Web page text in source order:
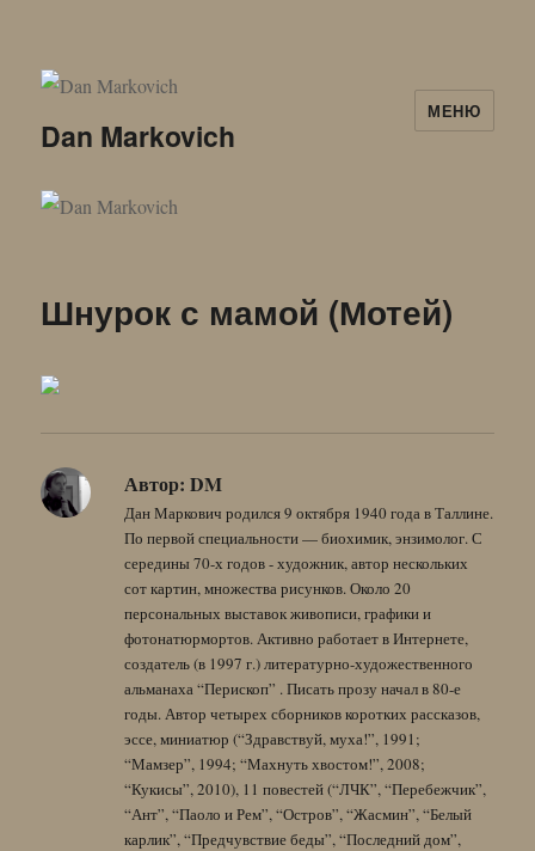
Dan Markovich
МЕНЮ
Шнурок с мамой (Мотей)
Автор: DM
Дан Маркович родился 9 октября 1940 года в Таллине.
По первой специальности — биохимик, энзимолог. С
середины 70-х годов - художник, автор нескольких
сот картин, множества рисунков. Около 20
персональных выставок живописи, графики и
фотонатюрмортов. Активно работает в Интернете,
создатель (в 1997 г.) литературно-художественного
альманаха “Перископ” . Писать прозу начал в 80-е
годы. Автор четырех сборников коротких рассказов,
эссе, миниатюр (“Здравствуй, муха!”, 1991;
“Мамзер”, 1994; “Махнуть хвостом!”, 2008;
“Кукисы”, 2010), 11 повестей (“ЛЧК”, “Перебежчик”,
“Ант”, “Паоло и Рем”, “Остров”, “Жасмин”, “Белый
карлик”, “Предчувствие беды”, “Последний дом”,